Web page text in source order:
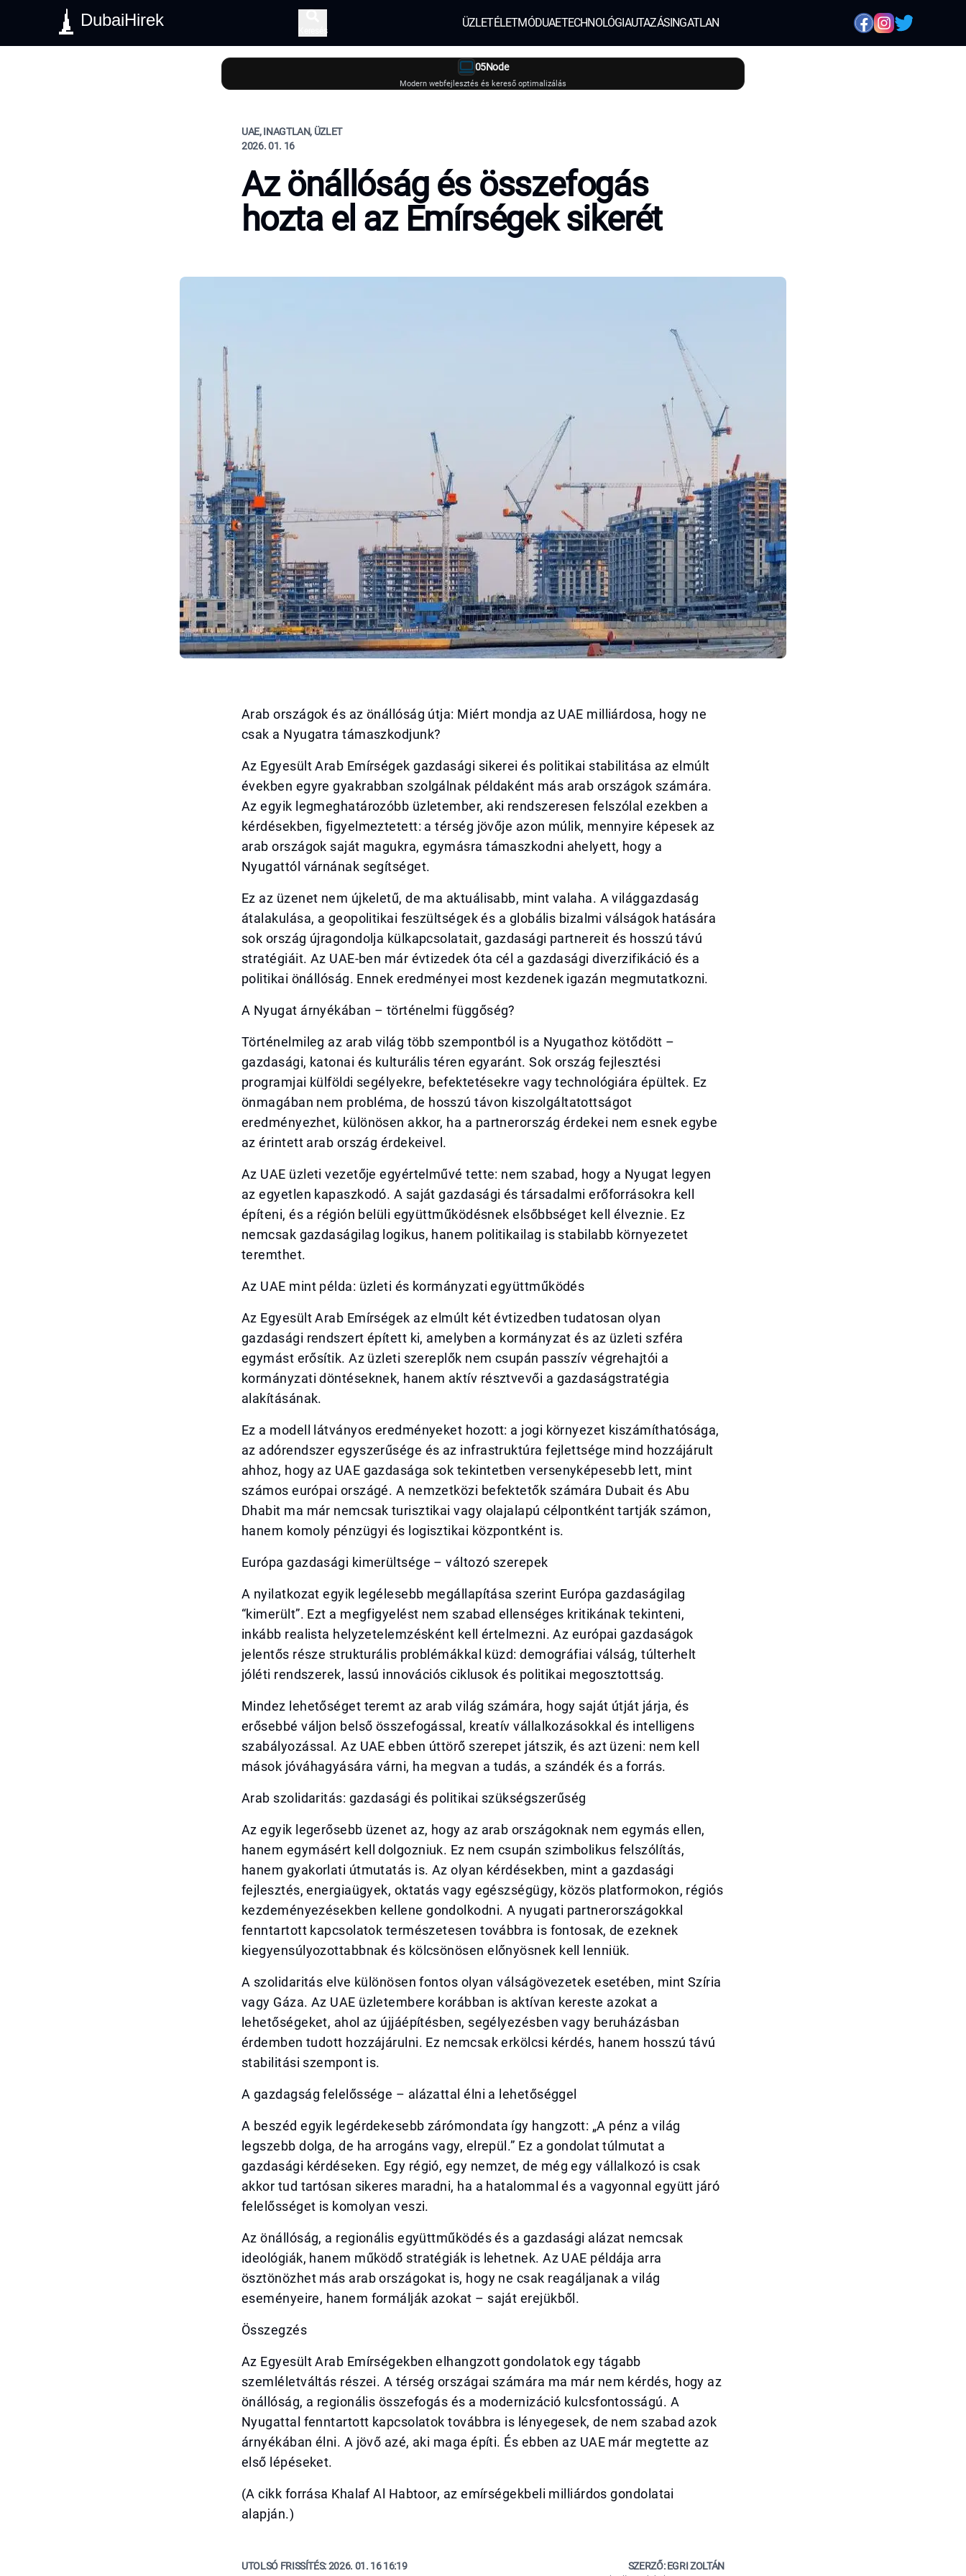
DubaiHirek
Keresés
ÜZLETÉLETMÓDUAETECHNOLÓGIAUTAZÁSINGATLAN
05Node
Modern webfejlesztés és kereső optimalizálás
UAE, INAGTLAN, ÜZLET
2026. 01. 16
Az önállóság és összefogás
hozta el az Emírségek sikerét
Arab országok és az önállóság útja: Miért mondja az UAE milliárdosa, hogy ne
csak a Nyugatra támaszkodjunk?
Az Egyesült Arab Emírségek gazdasági sikerei és politikai stabilitása az elmúlt
években egyre gyakrabban szolgálnak példaként más arab országok számára.
Az egyik legmeghatározóbb üzletember, aki rendszeresen felszólal ezekben a
kérdésekben, figyelmeztetett: a térség jövője azon múlik, mennyire képesek az
arab országok saját magukra, egymásra támaszkodni ahelyett, hogy a
Nyugattól várnának segítséget.
Ez az üzenet nem újkeletű, de ma aktuálisabb, mint valaha. A világgazdaság
átalakulása, a geopolitikai feszültségek és a globális bizalmi válságok hatására
sok ország újragondolja külkapcsolatait, gazdasági partnereit és hosszú távú
stratégiáit. Az UAE-ben már évtizedek óta cél a gazdasági diverzifikáció és a
politikai önállóság. Ennek eredményei most kezdenek igazán megmutatkozni.
A Nyugat árnyékában – történelmi függőség?
Történelmileg az arab világ több szempontból is a Nyugathoz kötődött –
gazdasági, katonai és kulturális téren egyaránt. Sok ország fejlesztési
programjai külföldi segélyekre, befektetésekre vagy technológiára épültek. Ez
önmagában nem probléma, de hosszú távon kiszolgáltatottságot
eredményezhet, különösen akkor, ha a partnerország érdekei nem esnek egybe
az érintett arab ország érdekeivel.
Az UAE üzleti vezetője egyértelművé tette: nem szabad, hogy a Nyugat legyen
az egyetlen kapaszkodó. A saját gazdasági és társadalmi erőforrásokra kell
építeni, és a régión belüli együttműködésnek elsőbbséget kell élveznie. Ez
nemcsak gazdaságilag logikus, hanem politikailag is stabilabb környezetet
teremthet.
Az UAE mint példa: üzleti és kormányzati együttműködés
Az Egyesült Arab Emírségek az elmúlt két évtizedben tudatosan olyan
gazdasági rendszert épített ki, amelyben a kormányzat és az üzleti szféra
egymást erősítik. Az üzleti szereplők nem csupán passzív végrehajtói a
kormányzati döntéseknek, hanem aktív résztvevői a gazdaságstratégia
alakításának.
Ez a modell látványos eredményeket hozott: a jogi környezet kiszámíthatósága,
az adórendszer egyszerűsége és az infrastruktúra fejlettsége mind hozzájárult
ahhoz, hogy az UAE gazdasága sok tekintetben versenyképesebb lett, mint
számos európai országé. A nemzetközi befektetők számára Dubait és Abu
Dhabit ma már nemcsak turisztikai vagy olajalapú célpontként tartják számon,
hanem komoly pénzügyi és logisztikai központként is.
Európa gazdasági kimerültsége – változó szerepek
A nyilatkozat egyik legélesebb megállapítása szerint Európa gazdaságilag
“kimerült”. Ezt a megfigyelést nem szabad ellenséges kritikának tekinteni,
inkább realista helyzetelemzésként kell értelmezni. Az európai gazdaságok
jelentős része strukturális problémákkal küzd: demográfiai válság, túlterhelt
jóléti rendszerek, lassú innovációs ciklusok és politikai megosztottság.
Mindez lehetőséget teremt az arab világ számára, hogy saját útját járja, és
erősebbé váljon belső összefogással, kreatív vállalkozásokkal és intelligens
szabályozással. Az UAE ebben úttörő szerepet játszik, és azt üzeni: nem kell
mások jóváhagyására várni, ha megvan a tudás, a szándék és a forrás.
Arab szolidaritás: gazdasági és politikai szükségszerűség
Az egyik legerősebb üzenet az, hogy az arab országoknak nem egymás ellen,
hanem egymásért kell dolgozniuk. Ez nem csupán szimbolikus felszólítás,
hanem gyakorlati útmutatás is. Az olyan kérdésekben, mint a gazdasági
fejlesztés, energiaügyek, oktatás vagy egészségügy, közös platformokon, régiós
kezdeményezésekben kellene gondolkodni. A nyugati partnerországokkal
fenntartott kapcsolatok természetesen továbbra is fontosak, de ezeknek
kiegyensúlyozottabbnak és kölcsönösen előnyösnek kell lenniük.
A szolidaritás elve különösen fontos olyan válságövezetek esetében, mint Szíria
vagy Gáza. Az UAE üzletembere korábban is aktívan kereste azokat a
lehetőségeket, ahol az újjáépítésben, segélyezésben vagy beruházásban
érdemben tudott hozzájárulni. Ez nemcsak erkölcsi kérdés, hanem hosszú távú
stabilitási szempont is.
A gazdagság felelőssége – alázattal élni a lehetőséggel
A beszéd egyik legérdekesebb zárómondata így hangzott: „A pénz a világ
legszebb dolga, de ha arrogáns vagy, elrepül.” Ez a gondolat túlmutat a
gazdasági kérdéseken. Egy régió, egy nemzet, de még egy vállalkozó is csak
akkor tud tartósan sikeres maradni, ha a hatalommal és a vagyonnal együtt járó
felelősséget is komolyan veszi.
Az önállóság, a regionális együttműködés és a gazdasági alázat nemcsak
ideológiák, hanem működő stratégiák is lehetnek. Az UAE példája arra
ösztönözhet más arab országokat is, hogy ne csak reagáljanak a világ
eseményeire, hanem formálják azokat – saját erejükből.
Összegzés
Az Egyesült Arab Emírségekben elhangzott gondolatok egy tágabb
szemléletváltás részei. A térség országai számára ma már nem kérdés, hogy az
önállóság, a regionális összefogás és a modernizáció kulcsfontosságú. A
Nyugattal fenntartott kapcsolatok továbbra is lényegesek, de nem szabad azok
árnyékában élni. A jövő azé, aki maga építi. És ebben az UAE már megtette az
első lépéseket.
(A cikk forrása Khalaf Al Habtoor, az emírségekbeli milliárdos gondolatai
alapján.)
UTOLSÓ FRISSÍTÉS:2026. 01. 16 16:19 SZERZŐ: EGRI ZOLTÁN